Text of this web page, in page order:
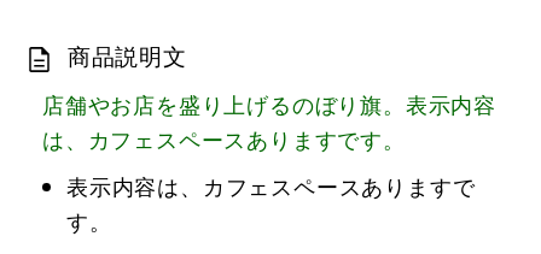
商品説明文
店舗やお店を盛り上げるのぼり旗。表示内容
は、カフェスペースありますです。
表示内容は、カフェスペースありますで
す。